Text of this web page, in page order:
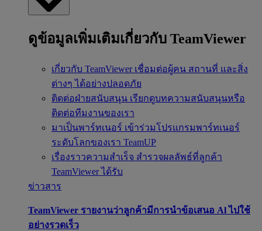
ดูข้อมูลเพิ่มเติมเกี่ยวกับ TeamViewer
เกี่ยวกับ TeamViewer เชื่อมต่อผู้คน สถานที่ และสิ่ง
ต่างๆ ได้อย่างปลอดภัย
ติดต่อฝ่ายสนับสนุน เรียกดูบทความสนับสนุนหรือ
ติดต่อทีมงานของเรา
มาเป็นพาร์ทเนอร์ เข้าร่วมโปรแกรมพาร์ทเนอร์
ระดับโลกของเรา TeamUP
เรื่องราวความสำเร็จ สำรวจผลลัพธ์ที่ลูกค้า
TeamViewer ได้รับ
ข่าวสาร
TeamViewer รายงานว่าลูกค้ามีการนำข้อเสนอ Al ไปใช้
อย่างรวดเร็ว